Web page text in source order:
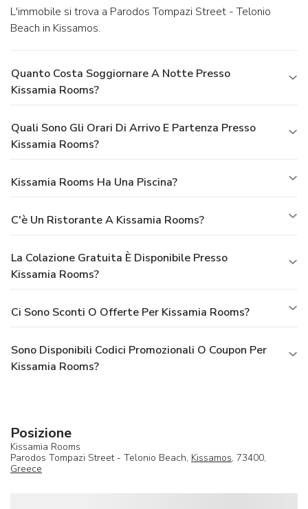
L'immobile si trova a Parodos Tompazi Street - Telonio
Beach in Kissamos.
Quanto Costa Soggiornare A Notte Presso
Kissamia Rooms?
Quali Sono Gli Orari Di Arrivo E Partenza Presso
Kissamia Rooms?
Kissamia Rooms Ha Una Piscina?
C'è Un Ristorante A Kissamia Rooms?
La Colazione Gratuita È Disponibile Presso
Kissamia Rooms?
Ci Sono Sconti O Offerte Per Kissamia Rooms?
Sono Disponibili Codici Promozionali O Coupon Per
Kissamia Rooms?
Posizione
Kissamia Rooms
Parodos Tompazi Street - Telonio Beach, Kissamos, 73400,
Greece